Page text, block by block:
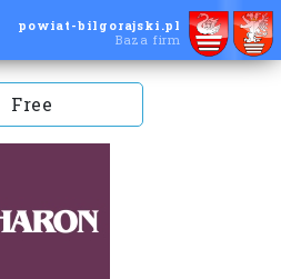
powiat-bilgorajski.pl
Baza firm
Free